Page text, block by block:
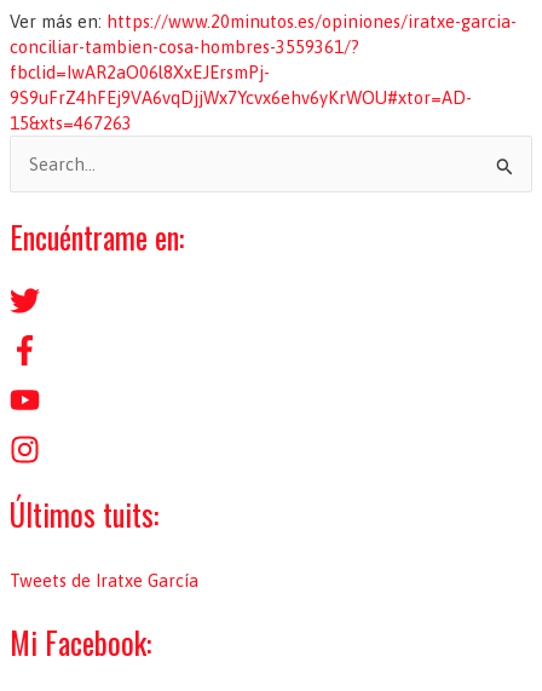
Ver más en: https://www.20minutos.es/opiniones/iratxe-garcia-
conciliar-tambien-cosa-hombres-3559361/?
fbclid=IwAR2aO06l8XxEJErsmPj-
9S9uFrZ4hFEj9VA6vqDjjWx7Ycvx6ehv6yKrWOU#xtor=AD-
15&xts=467263
s
c
a
o
r
Encuéntrame en:
Últimos tuits:
Tweets de Iratxe García
Mi Facebook: